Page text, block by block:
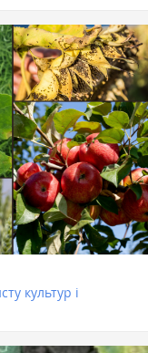
культур і